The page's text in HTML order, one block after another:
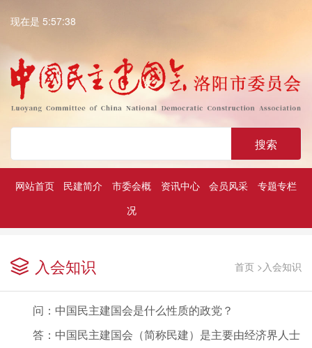
现在是 5:57:38
搜索
网站首页 民建简介
市委会概
况
资讯中心 会员风采 专题专栏
入会知识 首页 >入会知识
问：中国民主建国会是什么性质的政党？
答：中国民主建国会（简称民建）是主要由经济界人士